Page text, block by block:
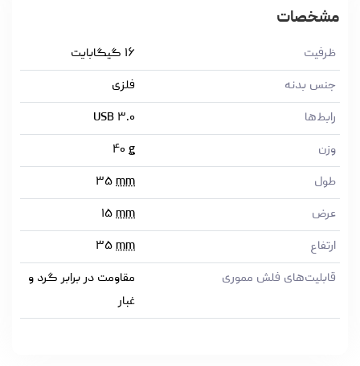
مشخصات
ظرفیت
۱۶ گیگابایت
جنس بدنه
فلزی
رابط‌ها
USB ۳.۰
وزن
۴۰ g
طول
۳۵ mm
عرض
۱۵ mm
ارتفاع
۳۵ mm
قابلیت‌های فلش مموری
مقاومت در برابر گرد و
غبار